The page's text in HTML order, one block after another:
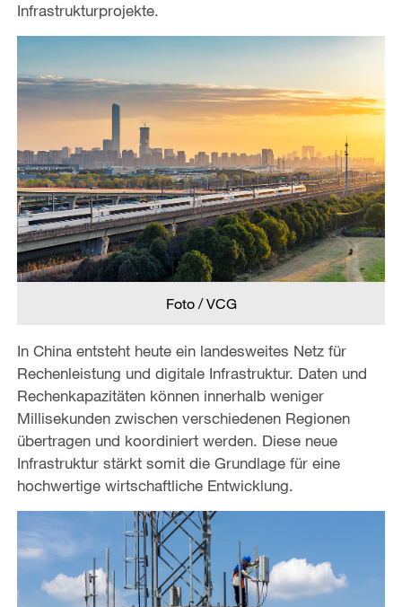
Infrastrukturprojekte.
Foto / VCG
In China entsteht heute ein landesweites Netz für
Rechenleistung und digitale Infrastruktur. Daten und
Rechenkapazitäten können innerhalb weniger
Millisekunden zwischen verschiedenen Regionen
übertragen und koordiniert werden. Diese neue
Infrastruktur stärkt somit die Grundlage für eine
hochwertige wirtschaftliche Entwicklung.